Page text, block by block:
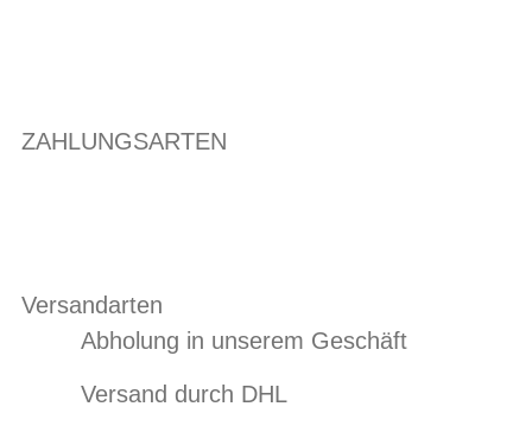
ZAHLUNGSARTEN
Versandarten
Abholung in unserem Geschäft
Versand durch DHL